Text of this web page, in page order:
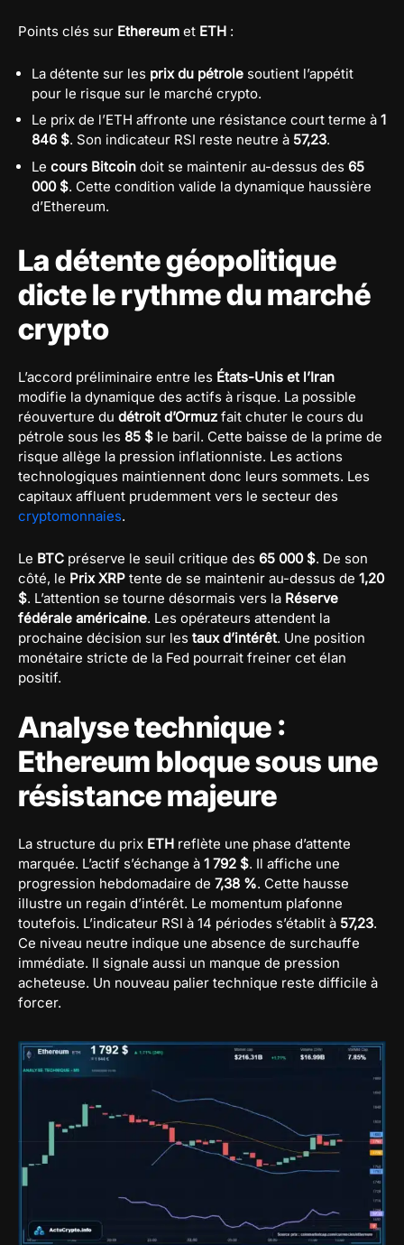
Points clés sur Ethereum et ETH :
La détente sur les prix du pétrole soutient l’appétit
pour le risque sur le marché crypto.
Le prix de l’ETH affronte une résistance court terme à 1
846 $. Son indicateur RSI reste neutre à 57,23.
Le cours Bitcoin doit se maintenir au-dessus des 65
000 $. Cette condition valide la dynamique haussière
d’Ethereum.
La détente géopolitique
dicte le rythme du marché
crypto
L’accord préliminaire entre les États-Unis et l’Iran
modifie la dynamique des actifs à risque. La possible
réouverture du détroit d’Ormuz fait chuter le cours du
pétrole sous les 85 $ le baril. Cette baisse de la prime de
risque allège la pression inflationniste. Les actions
technologiques maintiennent donc leurs sommets. Les
capitaux affluent prudemment vers le secteur des
cryptomonnaies.
Le BTC préserve le seuil critique des 65 000 $. De son
côté, le Prix XRP tente de se maintenir au-dessus de 1,20
$. L’attention se tourne désormais vers la Réserve
fédérale américaine. Les opérateurs attendent la
prochaine décision sur les taux d’intérêt. Une position
monétaire stricte de la Fed pourrait freiner cet élan
positif.
Analyse technique :
Ethereum bloque sous une
résistance majeure
La structure du prix ETH reflète une phase d’attente
marquée. L’actif s’échange à 1 792 $. Il affiche une
progression hebdomadaire de 7,38 %. Cette hausse
illustre un regain d’intérêt. Le momentum plafonne
toutefois. L’indicateur RSI à 14 périodes s’établit à 57,23.
Ce niveau neutre indique une absence de surchauffe
immédiate. Il signale aussi un manque de pression
acheteuse. Un nouveau palier technique reste difficile à
forcer.